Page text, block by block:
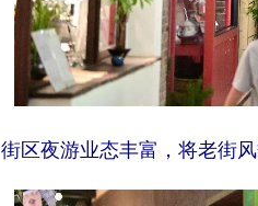
街区夜游业态丰富，将老街